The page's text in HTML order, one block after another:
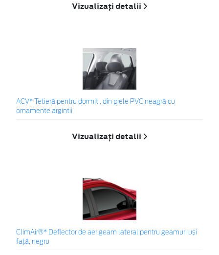
Vizualizați detalii
ACV* Tetieră pentru dormit , din piele PVC neagră cu
ornamente argintii
Vizualizați detalii
ClimAir®* Deflector de aer geam lateral pentru geamuri uși
față, negru